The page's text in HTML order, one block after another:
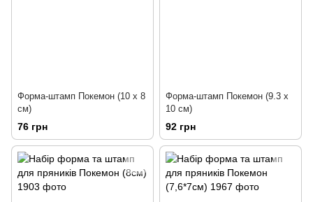
Форма-штамп Покемон (10 х 8
см)
76 грн
Форма-штамп Покемон (9.3 х
10 см)
92 грн